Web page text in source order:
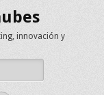
innovación y